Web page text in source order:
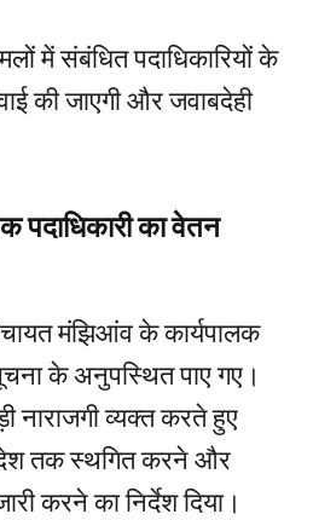
में संबंधित पदाधिकारियों के
की जाएगी और जवाबदेही
पदाधिकारी का वेतन
मंझिआंव के कार्यपालक
सूचना के अनुपस्थित पाए गए।
नाराजगी व्यक्त करते हुए
तक स्थगित करने और
करने का निर्देश दिया।